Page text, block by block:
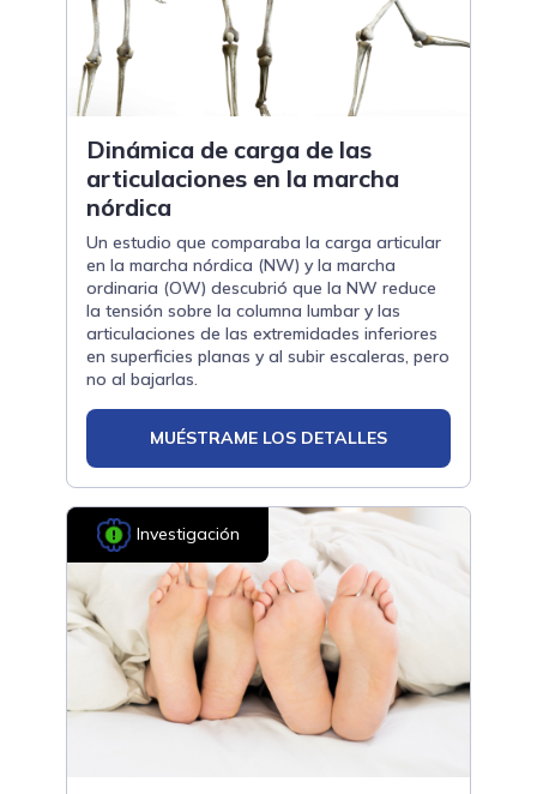
Dinámica de carga de las
articulaciones en la marcha
nórdica
Un estudio que comparaba la carga articular
en la marcha nórdica (NW) y la marcha
ordinaria (OW) descubrió que la NW reduce
la tensión sobre la columna lumbar y las
articulaciones de las extremidades inferiores
en superficies planas y al subir escaleras, pero
no al bajarlas.
MUÉSTRAME LOS DETALLES
Investigación